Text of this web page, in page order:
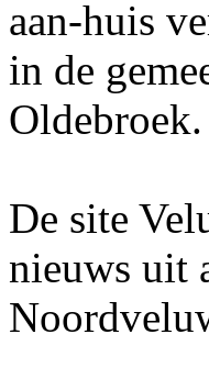
aan-huis
in de
Oldebroek.
De site
nieuws uit